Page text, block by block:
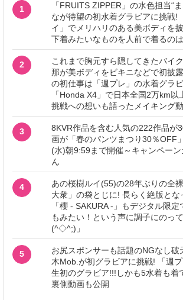
1
「FRUITS ZIPPER」の水色担当“
なが待望の初水着グラビアに挑戦!
イ」でメリハリのある美ボディを
下着みたいなものを人前で着るのは
2
これまで胸元すら隠してきたバイ
那が美ボディをビキニなどで初披
の初仕事は「週プレ」の水着グラ
「Honda X4」で日本全国2万km以
挑戦への想いも語ったメイキング
3
8KVR作品を含む人気の222作品が
画が「春のパンツまつり30％OFF
(水)朝9:59まで開催～キャンペーン
ん
4
あの桜樹ルイ(55)の28年ぶりの全
大衆」の袋とじに! 長らく絶版とな
「櫻 - SAKURA -」もデジタル限
もみたい！という声に調子にのっ
(^◇^;)」
5
お尻スポンサーも話題のNGなし破
木Mob.が初グラビアに挑戦! 「週
生初のグラビア!!!しかも5水着も着
裏側動画も公開